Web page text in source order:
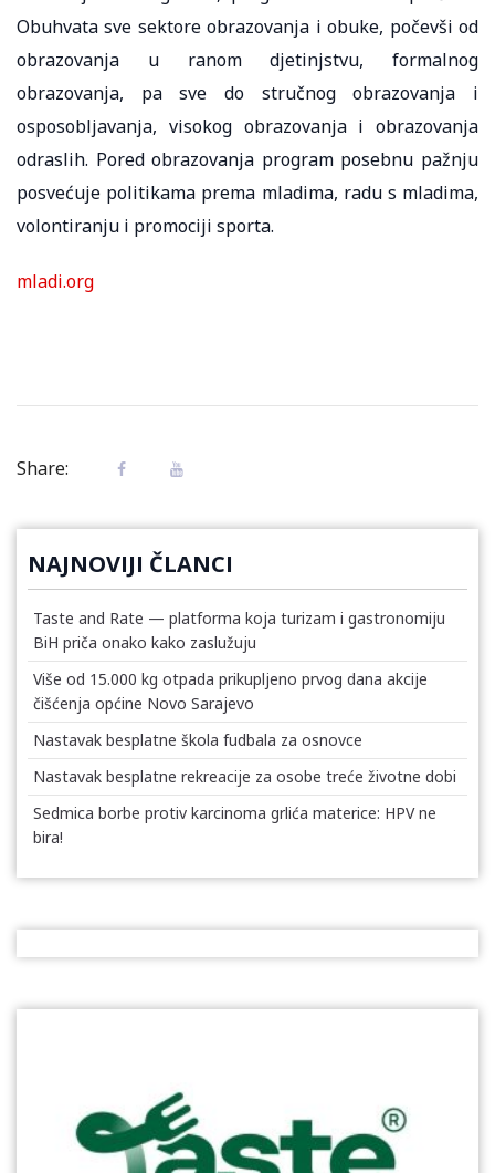
Obuhvata sve sektore obrazovanja i obuke, počevši od
obrazovanja u ranom djetinjstvu, formalnog
obrazovanja, pa sve do stručnog obrazovanja i
osposobljavanja, visokog obrazovanja i obrazovanja
odraslih. Pored obrazovanja program posebnu pažnju
posvećuje politikama prema mladima, radu s mladima,
volontiranju i promociji sporta.
mladi.org
Share:
NAJNOVIJI ČLANCI
Taste and Rate — platforma koja turizam i gastronomiju
BiH priča onako kako zaslužuju
Više od 15.000 kg otpada prikupljeno prvog dana akcije
čišćenja općine Novo Sarajevo
Nastavak besplatne škola fudbala za osnovce
Nastavak besplatne rekreacije za osobe treće životne dobi
Sedmica borbe protiv karcinoma grlića materice: HPV ne
bira!